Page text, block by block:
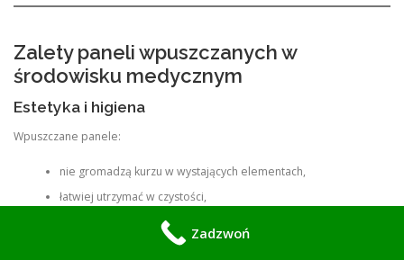
Zalety paneli wpuszczanych w
środowisku medycznym
Estetyka i higiena
Wpuszczane panele:
nie gromadzą kurzu w wystających elementach,
łatwiej utrzymać w czystości,
integrują się z nowoczesnym wystrojem kliniki.
Zadzwoń